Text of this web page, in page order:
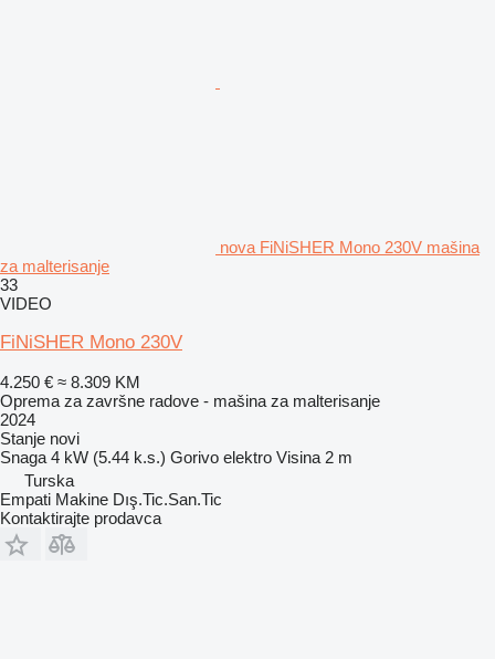
nova FiNiSHER Mono 230V mašina
za malterisanje
33
VIDEO
FiNiSHER Mono 230V
4.250 € ≈ 8.309 KM
Oprema za završne radove - mašina za malterisanje
2024
Stanje novi
Snaga 4 kW (5.44 k.s.) Gorivo elektro Visina 2 m
Turska
Empati Makine Dış.Tic.San.Tic
Kontaktirajte prodavca